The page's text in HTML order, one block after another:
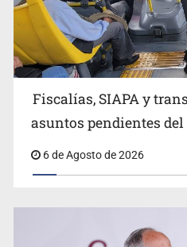
Fiscalía va por más
Valeria Márquez
Fiscalías, SIAPA y
asuntos pendientes del
6 de Agosto de 2026